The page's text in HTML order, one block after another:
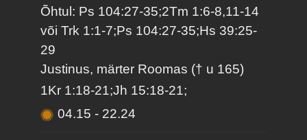
Õhtul: Ps 104:27-35;2Tm 1:6-8,11-14
või Trk 1:1-7;Ps 104:27-35;Hs 39:25-
29
Justinus, märter Roomas († u 165)
1Kr 1:18-21;Jh 15:18-21;
04.15- 22.24